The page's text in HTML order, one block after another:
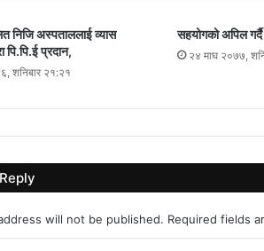
निजि अस्पताललाई व्यास
पि.पि.ई प्रदान,
शनिबार २१:२१
सहयोगको अपिल गर्दै
२४ माघ २०७७,
will not be published. Required fields